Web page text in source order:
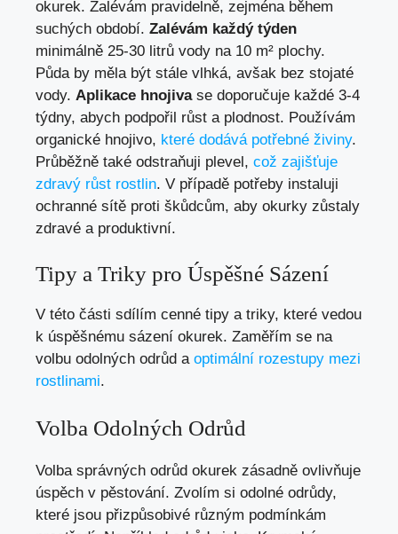
okurek. Zalévám pravidelně, zejména během
suchých období. Zalévám každý týden
minimálně 25-30 litrů vody na 10 m² plochy.
Půda by měla být stále vlhká, avšak bez stojaté
vody. Aplikace hnojivase doporučuje každé 3-4
týdny, abych podpořil růst a plodnost. Používám
organické hnojivo, které dodává potřebné živiny.
Průběžně také odstraňuji plevel, což zajišťuje
zdravý růst rostlin. V případě potřeby instaluji
ochranné sítě proti škůdcům, aby okurky zůstaly
zdravé a produktivní.
Tipy a Triky pro Úspěšné Sázení
V této části sdílím cenné tipy a triky, které vedou
k úspěšnému sázení okurek. Zaměřím se na
volbu odolných odrůd a optimální rozestupy mezi
rostlinami.
Volba Odolných Odrůd
Volba správných odrůd okurek zásadně ovlivňuje
úspěch v pěstování. Zvolím si odolné odrůdy,
které jsou přizpůsobivé různým podmínkám